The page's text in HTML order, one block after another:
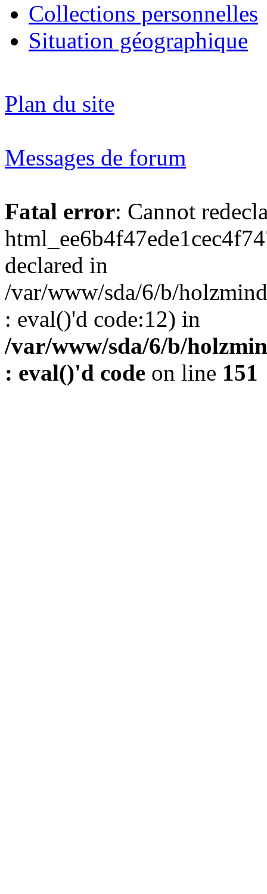
Collections personnelles
Situation géographique
Plan du site
Messages de forum
Fatal error: Cannot
declared in
/var/www/sda/6/b/
: eval()'d code:12) in
/var/www/sda/6/b/
: eval()'d code on line 151